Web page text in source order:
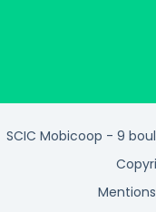
SCIC Mobicoop - 9